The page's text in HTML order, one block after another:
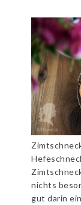
nichts
gut darin